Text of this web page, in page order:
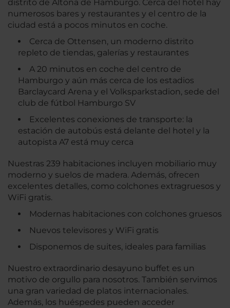
distrito de Altona de Hamburgo. Cerca del hotel hay
numerosos bares y restaurantes y el centro de la
ciudad está a pocos minutos en coche.
Cerca de Ottensen, un moderno distrito
repleto de tiendas, galerías y restaurantes
A 20 minutos en coche del centro de
Hamburgo y aún más cerca de los estadios
Barclaycard Arena y el Volksparkstadion, sede del
club de fútbol Hamburgo SV
Excelentes conexiones de transporte: la
estación de autobús está delante del hotel y la
autopista A7 está muy cerca
Nuestras 239 habitaciones incluyen mobiliario muy
moderno y suelos de madera. Además, ofrecen
excelentes detalles, como colchones extragruesos y
WiFi gratis.
Modernas habitaciones con colchones gruesos
Nuevos televisores y WiFi gratis
Disponemos de suites, ideales para familias
Nuestro extraordinario desayuno buffet es un
motivo de orgullo para nosotros. También servimos
una gran variedad de platos internacionales.
Además, los huéspedes pueden acceder